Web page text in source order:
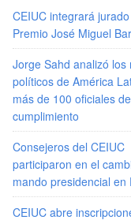
CEIUC integrará
Premio José Miguel
Jorge Sahd analizó los
políticos de América
más de 100 oficiales de
cumplimiento
Consejeros del CEIUC
participaron en el
mando presidencial en
CEIUC abre